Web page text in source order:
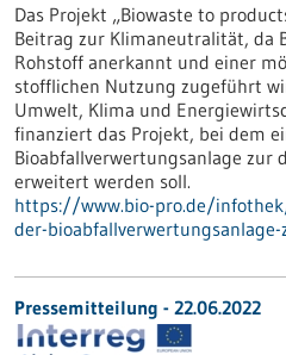
Das Projekt „Biowaste to
Beitrag zur Klimaneutralität, da
Rohstoff anerkannt und einer
stofflichen Nutzung zugeführt
Umwelt, Klima und
finanziert das Projekt, bei dem
Bioabfallverwertungsanlage zur
erweitert werden soll.
https://www.bio-pro.de/
der-
Pressemitteilung - 22.06.2022